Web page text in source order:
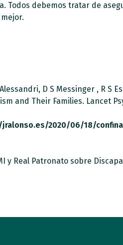
Todos debemos tratar de
Alessandri, D S Messinger , R S
and Their Families. Lancet
2020/06/18/